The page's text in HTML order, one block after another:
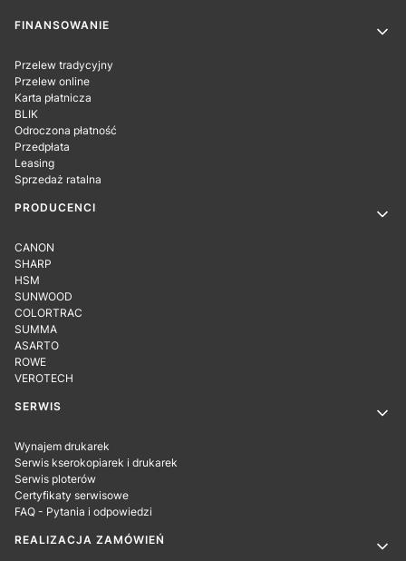
Linki w stopce
FINANSOWANIE
Przelew tradycyjny
Przelew online
Karta płatnicza
BLIK
Odroczona płatność
Przedpłata
Leasing
Sprzedaż ratalna
PRODUCENCI
CANON
SHARP
HSM
SUNWOOD
COLORTRAC
SUMMA
ASARTO
ROWE
VEROTECH
SERWIS
Wynajem drukarek
Serwis kserokopiarek i drukarek
Serwis ploterów
Certyfikaty serwisowe
FAQ - Pytania i odpowiedzi
REALIZACJA ZAMÓWIEŃ